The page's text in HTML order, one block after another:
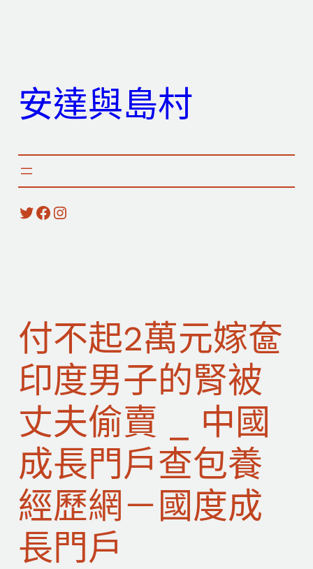
安達與島村
X Facebook Instagram
付不起2萬元嫁奩
印度男子的腎被
丈夫偷賣 _ 中國
成長門戶查包養
經歷網－國度成
長門戶